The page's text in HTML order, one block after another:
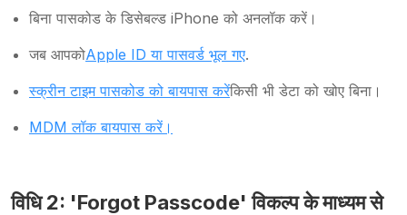
बिना पासकोड के डिसेबल्ड iPhone को अनलॉक करें।
जब आपकोApple ID या पासवर्ड भूल गए.
स्क्रीन टाइम पासकोड को बायपास करेंकिसी भी डेटा को खोए बिना।
MDM लॉक बायपास करें।
विधि 2: 'Forgot Passcode' विकल्प के माध्यम से